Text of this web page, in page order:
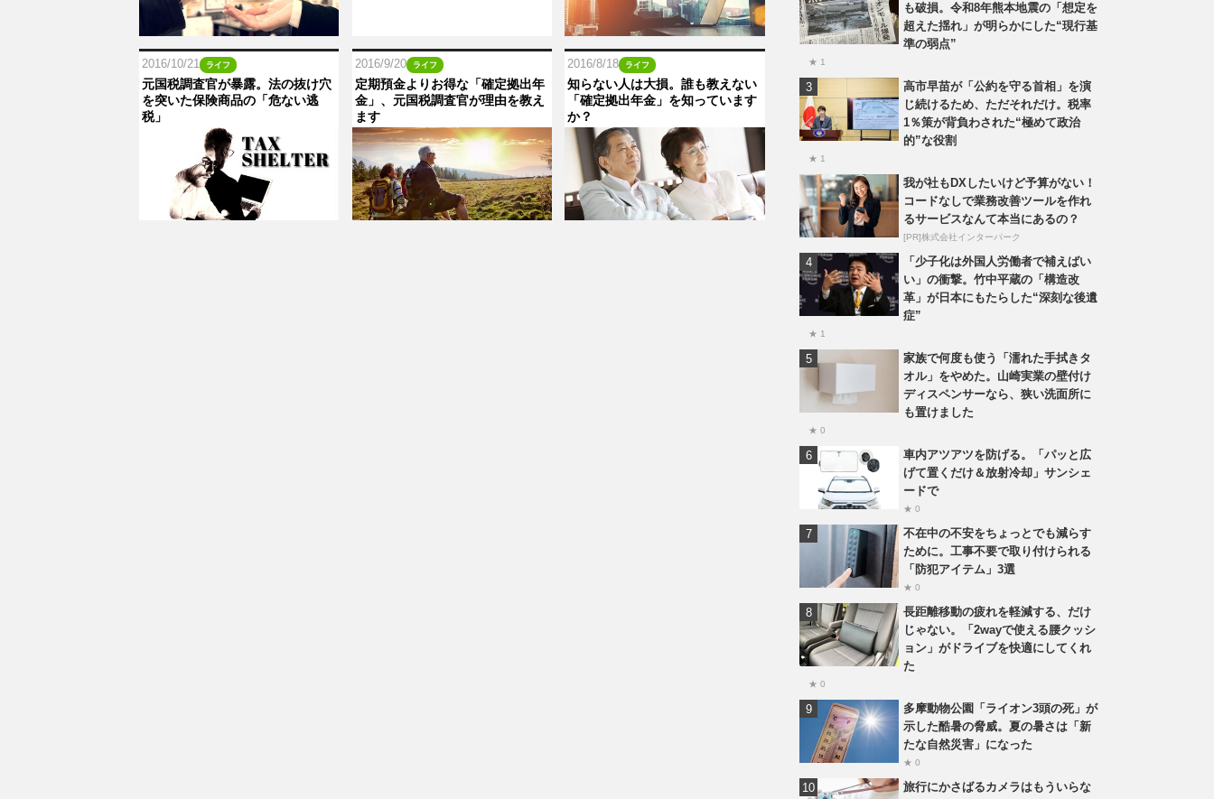
2016/10/21 ライフ
元国税調査官が暴露。法の抜け穴
を突いた保険商品の「危ない逃
税」
2016/9/20 ライフ
定期預金よりお得な「確定拠出年
金」、元国税調査官が理由を教え
ます
2016/8/18 ライフ
知らない人は大損。誰も教えない
「確定拠出年金」を知っています
か？
も破損。令和8年熊本地震の「想定を
超えた揺れ」が明らかにした“現行基
準の弱点”
★ 1
高市早苗が「公約を守る首相」を演
じ続けるため、ただそれだけ。税率
1％策が背負わされた“極めて政治
的”な役割
★ 1
我が社もDXしたいけど予算がない！
コードなしで業務改善ツールを作れ
るサービスなんて本当にあるの？
[PR]株式会社インターパーク
「少子化は外国人労働者で補えばい
い」の衝撃。竹中平蔵の「構造改
革」が日本にもたらした“深刻な後遺
症”
★ 1
家族で何度も使う「濡れた手拭きタ
オル」をやめた。山崎実業の壁付け
ディスペンサーなら、狭い洗面所に
も置けました
★ 0
車内アツアツを防げる。「パッと広
げて置くだけ＆放射冷却」サンシェ
ードで
★ 0
不在中の不安をちょっとでも減らす
ために。工事不要で取り付けられる
「防犯アイテム」3選
★ 0
長距離移動の疲れを軽減する、だけ
じゃない。「2wayで使える腰クッシ
ョン」がドライブを快適にしてくれ
た
★ 0
多摩動物公園「ライオン3頭の死」が
示した酷暑の脅威。夏の暑さは「新
たな自然災害」になった
★ 0
旅行にかさばるカメラはもういらな